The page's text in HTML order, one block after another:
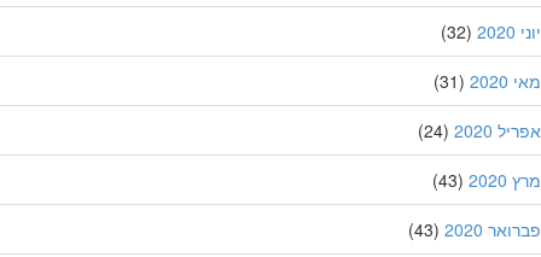
(32)
(31)
2020
(24)
(43)
2020
(43)